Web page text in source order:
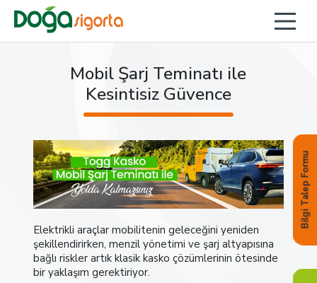
Mobil Şarj Teminatı ile
Kesintisiz Güvence
Elektrikli araçlar mobilitenin geleceğini yeniden
şekillendirirken, menzil yönetimi ve şarj altyapısına
bağlı riskler artık klasik kasko çözümlerinin ötesinde
bir yaklaşım gerektiriyor.
Bilgi Talep Formu